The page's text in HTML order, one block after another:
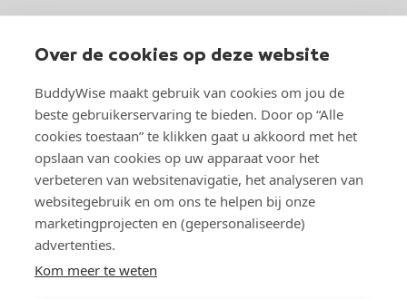
Over de cookies op deze website
BuddyWise maakt gebruik van cookies om jou de
beste gebruikerservaring te bieden. Door op “Alle
cookies toestaan” te klikken gaat u akkoord met het
opslaan van cookies op uw apparaat voor het
verbeteren van websitenavigatie, het analyseren van
websitegebruik en om ons te helpen bij onze
marketingprojecten en (gepersonaliseerde)
advertenties.
Kom meer te weten
5981 NK Panningen
Over BuddyWise
Studeren bij BuddyWise
© Copyright 2026 BuddyWise